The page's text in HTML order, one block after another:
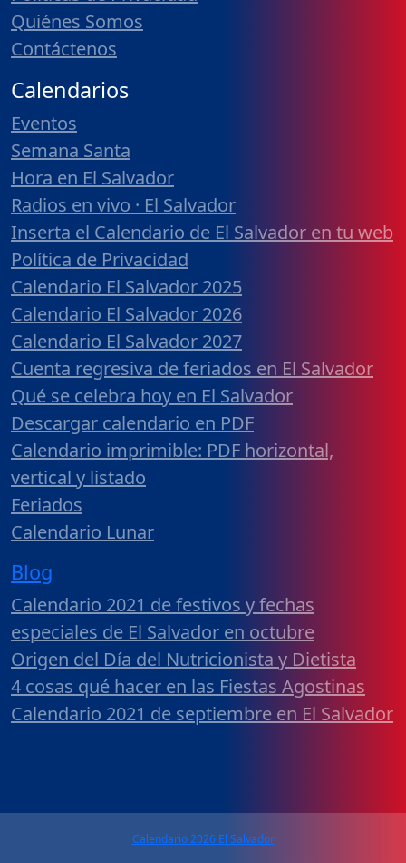
Quiénes Somos
Contáctenos
Calendarios
Eventos
Semana Santa
Hora en El Salvador
Radios en vivo · El Salvador
Inserta el Calendario de El Salvador en tu web
Política de Privacidad
Calendario El Salvador 2025
Calendario El Salvador 2026
Calendario El Salvador 2027
Cuenta regresiva de feriados en El Salvador
Qué se celebra hoy en El Salvador
Descargar calendario en PDF
Calendario imprimible: PDF horizontal,
vertical y listado
Feriados
Calendario Lunar
Blog
Calendario 2021 de festivos y fechas
especiales de El Salvador en octubre
Origen del Día del Nutricionista y Dietista
4 cosas qué hacer en las Fiestas Agostinas
Calendario 2021 de septiembre en El Salvador
Calendario 2026 El Salvador